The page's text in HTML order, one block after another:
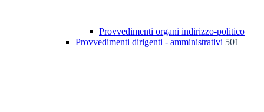
Provvedimenti organi indirizzo-politico
Provvedimenti dirigenti - amministrativi 501